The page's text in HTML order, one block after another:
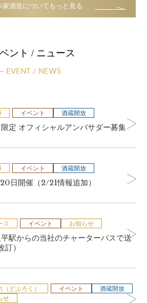
家酒造についてもっと見る
ント / ニュース
EVENT / NEWS
イベント 酒蔵開放
定 オフィシャルアンバサダー募集
イベント 酒蔵開放
日開催（2/21情報追加）
ス イベント お知らせ
駅からの当社のチャーターバスで送
）
（どぶろく） イベント
酒蔵開放
せ